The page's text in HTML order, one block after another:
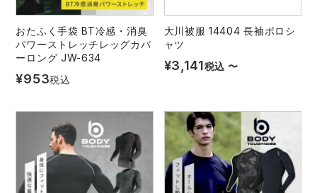
おたふく手袋 BT冷感・消臭
パワーストレッチレッグカバ
ーロング JW-634
¥953税込
大川被服 14404 長袖ポロシ
ャツ
¥3,141税込 〜